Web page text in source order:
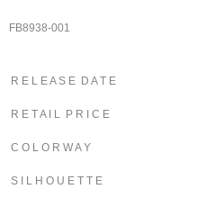
FB8938-001
R E L E A S E D A T E
R E T A I L P R I C E
C O L O R W A Y
S I L H O U E T T E